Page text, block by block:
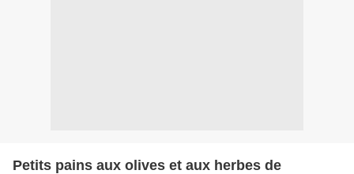
Petits pains aux olives et aux herbes de